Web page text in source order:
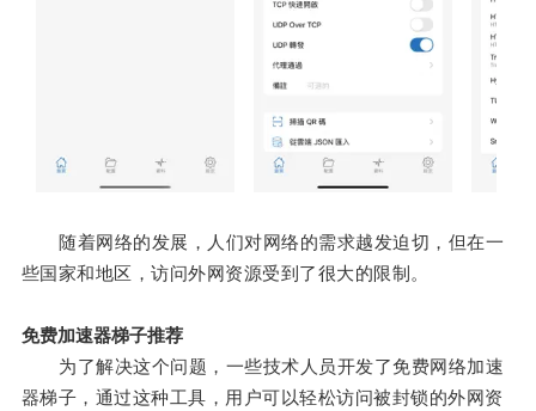
随着网络的发展，人们对网络的需求越发迫切，但在一
些国家和地区，访问外网资源受到了很大的限制。
免费加速器梯子推荐
为了解决这个问题，一些技术人员开发了免费网络加速
器梯子，通过这种工具，用户可以轻松访问被封锁的外网资